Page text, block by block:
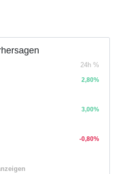
24h %
2,80%
3,00%
-0,80%